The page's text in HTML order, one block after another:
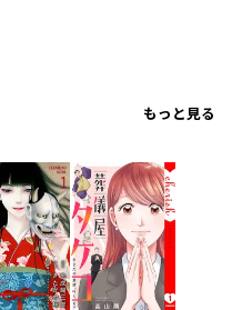
もっと見る